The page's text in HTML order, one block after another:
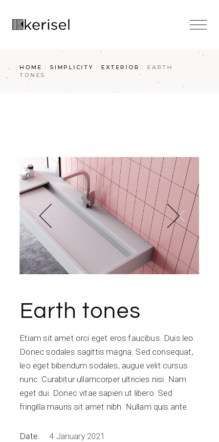
content
HOME SIMPLICITY EXTERIOR
EARTH
TONES
Earth tones
Etiam sit amet orci eget eros faucibus. Duis leo.
Donec sodales sagittis magna. Sed consequat,
leo eget bibendum sodales, augue velit cursus
nunc. Curabitur ullamcorper ultricies nisi. Nam
eget dui. Donec vitae sapien ut libero. Sed
fringilla mauris sit amet nibh. Nullam quis ante.
Date:
4 January 2021